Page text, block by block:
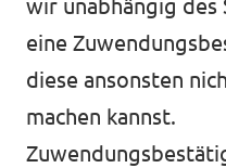
wir unabhängig
eine
diese ansonsten
machen kannst.